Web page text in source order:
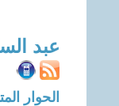
عبد
الحوار المتمدن-